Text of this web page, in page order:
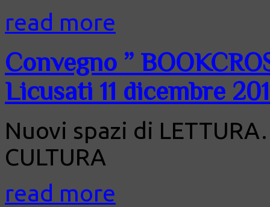
read more
Convegno ”
Licusati 11 dicembre
Nuovi spazi di
CULTURA
read more